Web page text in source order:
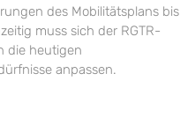
des Mobilitätsplans bis
muss sich der RGTR-
die heutigen
anpassen.